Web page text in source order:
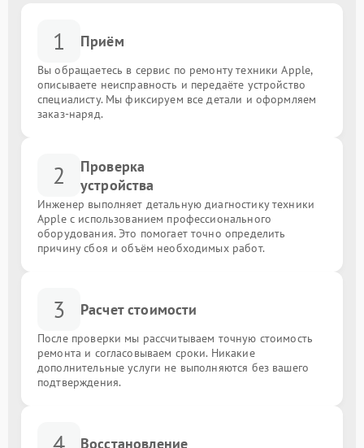
1 Приём
Вы обращаетесь в сервис по ремонту техники Apple,
описываете неисправность и передаёте устройство
специалисту. Мы фиксируем все детали и оформляем
заказ-наряд.
2
Проверка
устройства
Инженер выполняет детальную диагностику техники
Apple с использованием профессионального
оборудования. Это помогает точно определить
причину сбоя и объём необходимых работ.
3 Расчет стоимости
После проверки мы рассчитываем точную стоимость
ремонта и согласовываем сроки. Никакие
дополнительные услуги не выполняются без вашего
подтверждения.
Восстановление